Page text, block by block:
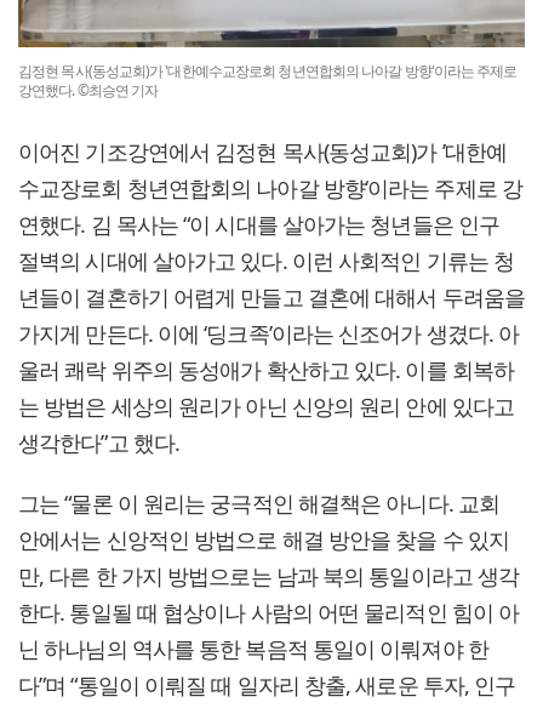
김정현 목사(동성교회)가 '대한예수교장로회 청년연합회의 나아갈 방향'이라는 주제로
강연했다. ©최승연 기자
이어진 기조강연에서 김정현 목사(동성교회)가 ’대한예
수교장로회 청년연합회의 나아갈 방향‘이라는 주제로 강
연했다. 김 목사는 “이 시대를 살아가는 청년들은 인구
절벽의 시대에 살아가고 있다. 이런 사회적인 기류는 청
년들이 결혼하기 어렵게 만들고 결혼에 대해서 두려움을
가지게 만든다. 이에 ‘딩크족’이라는 신조어가 생겼다. 아
울러 쾌락 위주의 동성애가 확산하고 있다. 이를 회복하
는 방법은 세상의 원리가 아닌 신앙의 원리 안에 있다고
생각한다”고 했다.
그는 “물론 이 원리는 궁극적인 해결책은 아니다. 교회
안에서는 신앙적인 방법으로 해결 방안을 찾을 수 있지
만, 다른 한 가지 방법으로는 남과 북의 통일이라고 생각
한다. 통일될 때 협상이나 사람의 어떤 물리적인 힘이 아
닌 하나님의 역사를 통한 복음적 통일이 이뤄져야 한
다”며 “통일이 이뤄질 때 일자리 창출, 새로운 투자, 인구